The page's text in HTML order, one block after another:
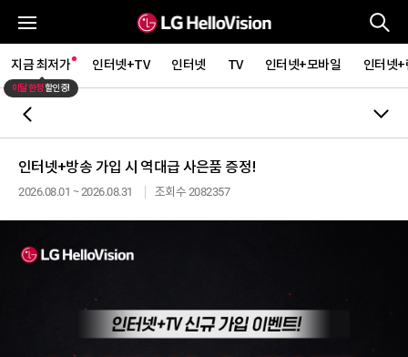
지금 최저가 인터넷+TV 인터넷 TV 인터넷+모바일 인터넷+
이달 한정할인중!
인터넷+방송 가입 시 역대급 사은품 증정!
2026.08.01 ~ 2026.08.31 조회수 2082357